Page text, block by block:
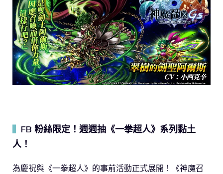
FB 粉絲限定！週週抽《一拳超人》系列黏土
人！
為慶祝與《一拳超人》的事前活動正式展開！《神魔召